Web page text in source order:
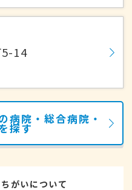
5-14
病院・総合病院・
探す
がいについて